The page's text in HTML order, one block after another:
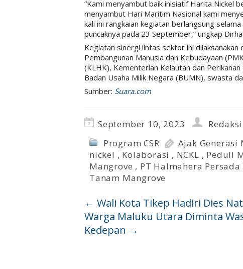
“Kami menyambut baik inisiatif Harita Nickel
menyambut Hari Maritim Nasional kami
kali ini rangkaian kegiatan berlangsung
puncaknya pada 23 September,” ungkap
Kegiatan sinergi lintas sektor ini
Pembangunan Manusia dan Kebudayaan
(KLHK), Kementerian Kelautan dan
Badan Usaha Milik Negara (BUMN), swasta
Sumber: Suara.com
September 10, 2023
Program CSR
Ajak Generasi
nickel , Kolaborasi , NCKL , Peduli
Mangrove , PT Halmahera Persada
Tanam Mangrove
← Wali Kota Tikep Hadiri Dies
Warga Maluku Utara Diminta
Kedepan →